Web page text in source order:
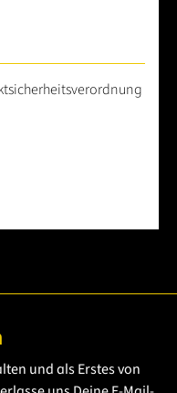
und als Erstes von